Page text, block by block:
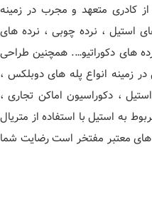
کادری متعهد و مجرب در زمینه
استیل ، نرده چوبی ، نرده های
های دکوراتیو…. همچنین طراحی
زمینه انواع پله های دوبلکس ،
، دکوراسیون اماکن تجاری ،
به استیل با استفاده از متریال
های معتبر مفتخر است رضایت شما